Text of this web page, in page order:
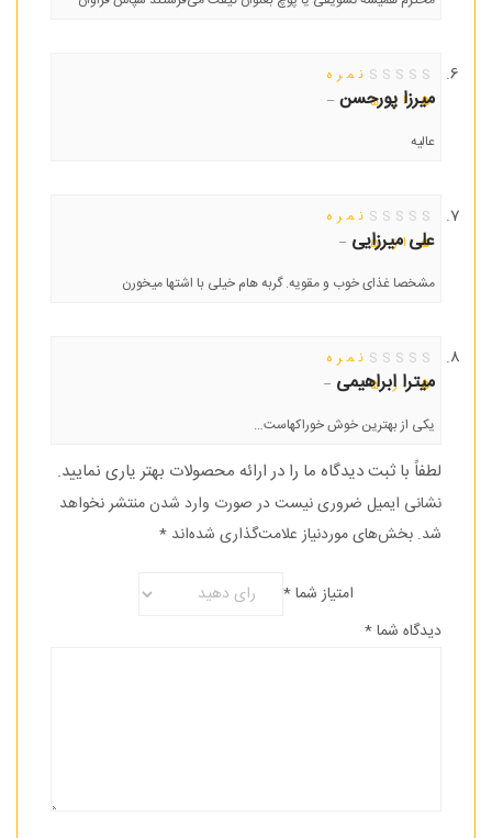
نمره
5از 5
میرزا پورحسن –
عالیه
نمره
5از 5
علی میرزایی –
مشخصا غذای خوب و مقویه. گربه هام خیلی با اشتها میخورن
نمره
5از 5
میترا ابراهیمی –
یکی از بهترین خوش خوراکهاست…
لطفاً با ثبت دیدگاه ما را در ارائه محصولات بهتر یاری نمایید.
نشانی ایمیل ضروری نیست در صورت وارد شدن منتشر نخواهد
شد. بخش‌های موردنیاز علامت‌گذاری شده‌اند *
امتیاز شما*
دیدگاه شما*